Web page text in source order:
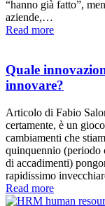
“hanno già fatto”,
aziende,…
Read more
Quale
innovare?
Articolo di Fabio
certamente, è un
cambiamenti che
quinquennio (periodo
di accadimenti)
rapidissimo
Read more